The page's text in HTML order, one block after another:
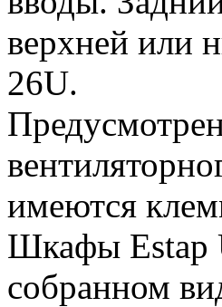
верхней или
26U.
имеются
Шкафы Estap
собранном